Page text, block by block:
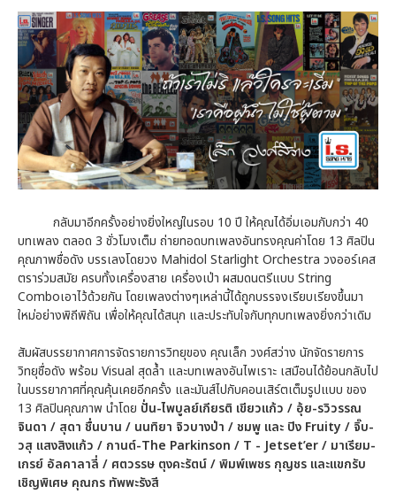
กลับมาอีกครั้งอย่างยิ่งใหญ่ในรอบ 10 ปี ให้คุณได้อิ่มเอมกับกว่า 40
บทเพลง ตลอด 3 ชั่วโมงเต็ม ถ่ายทอดบทเพลงอันทรงคุณค่าโดย 13 ศิลปิน
คุณภาพชื่อดัง บรรเลงโดยวง Mahidol Starlight Orchestra วงออร์เคส
ตราร่วมสมัย ครบทั้งเครื่องสาย เครื่องเป่า ผสมดนตรีแบบ String
Comboเอาไว้ด้วยกัน โดยเพลงต่างๆเหล่านี้ได้ถูกบรรจงเรียบเรียงขึ้นมา
ใหม่อย่างพิถีพิถัน เพื่อให้คุณได้สนุก และประทับใจกับทุกบทเพลงยิ่งกว่าเดิม
สัมผัสบรรยากาศการจัดรายการวิทยุของ คุณเล็ก วงศ์สว่าง นักจัดรายการ
วิทยุชื่อดัง พร้อม Visual สุดล้ำ และบทเพลงอันไพเราะ เสมือนได้ย้อนกลับไป
ในบรรยากาศที่คุณคุ้นเคยอีกครั้ง และมันส์ไปกับคอนเสิร์ตเต็มรูปแบบ ของ
13 ศิลปินคุณภาพ นำโดย ปั่น-ไพบูลย์เกียรติ เขียวแก้ว / อุ้ย-รวิวรรณ
จินดา / สุดา ชื่นบาน / นนทิยา จิวบางป่า / ชมพู และ ปิง Fruity / จิ๊บ-
วสุ แสงสิงแก้ว / กานต์-The Parkinson / T - Jetset’er / มาเรียม-
เกรย์ อัลคาลาลี่ / ศตวรรษ ตุงคะรัตน์ / พิมพ์เพชร กุญชร และแขกรับ
เชิญพิเศษ คุณกร ทัพพะรังสี